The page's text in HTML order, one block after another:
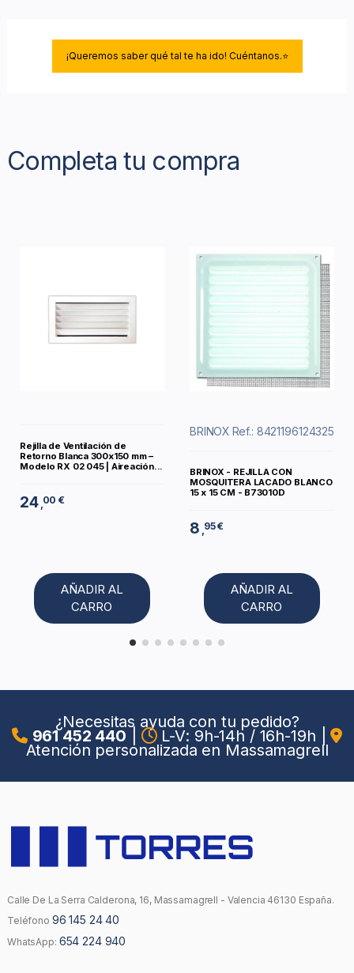
¡Queremos saber qué tal te ha ido! Cuéntanos.⭐
Completa tu compra
Rejilla de Ventilación de
Retorno Blanca 300x150 mm –
Modelo RX 02 045 | Aireación...
24 ,00 €
AÑADIR AL
CARRO
BRINOX Ref.: 8421196124325
BRINOX - REJILLA CON
MOSQUITERA LACADO BLANCO
15 x 15 CM - B73010D
8 ,95 €
AÑADIR AL
CARRO
¿Necesitas ayuda con tu pedido?
961 452 440 L-V: 9h-14h / 16h-19h
Atención personalizada en Massamagrell
Calle De La Serra Calderona, 16, Massamagrell - Valencia 46130 España.
Teléfono 96 145 24 40
WhatsApp: 654 224 940